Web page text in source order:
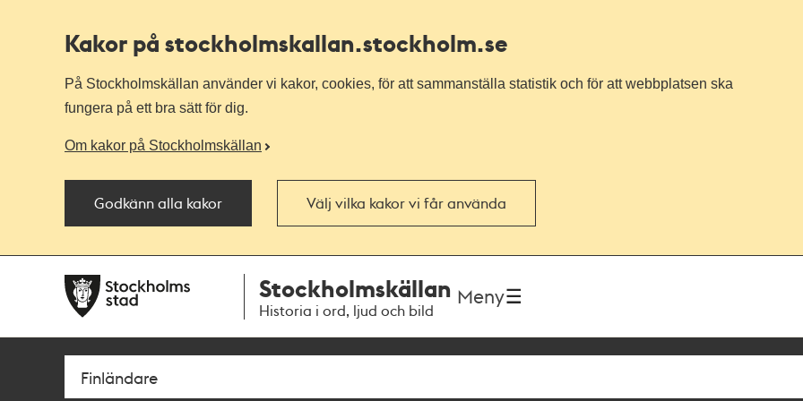
Kakor på stockholmskallan.stockholm.se
På Stockholmskällan använder vi kakor, cookies, för att sammanställa statistik och för att webbplatsen ska
fungera på ett bra sätt för dig.
Om kakor på Stockholmskällan
Godkänn alla kakor Välj vilka kakor vi får använda
navigationen
huvudinnehållet
Stockholmskällan
Historia i ord, ljud och bild
Meny
Sök